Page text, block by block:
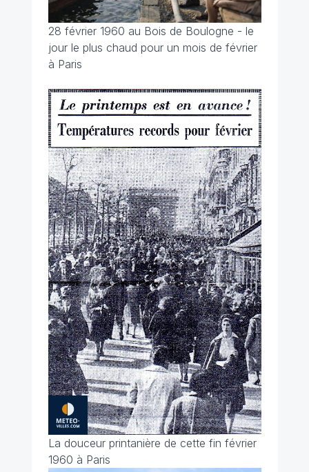
28 février 1960 au Bois de Boulogne - le
jour le plus chaud pour un mois de février
à Paris
La douceur printanière de cette fin février
1960 à Paris